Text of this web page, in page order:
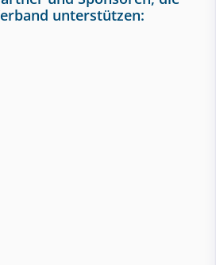
unterstützen: